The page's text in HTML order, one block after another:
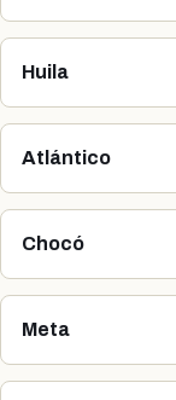
Huila
Atlántico
Chocó
Meta